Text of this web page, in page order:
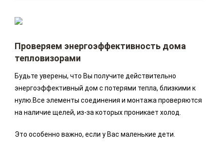
Проверяем энергоэффективность дома
тепловизорами
Будьте уверены, что Вы получите действительно
энергоэффективный дом с потерями тепла, близкими к
нулю.Все элементы соединения и монтажа проверяются
на наличие щелей, из-за которых проникает холод.
Это особенно важно, если у Вас маленькие дети.